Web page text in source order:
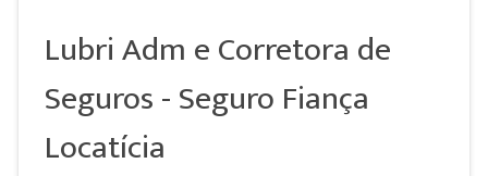
Lubri Adm e Corretora de
Seguros - Seguro Fiança
Locatícia